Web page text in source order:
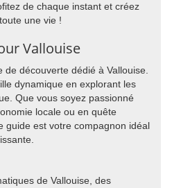
de chaque instant et créez
une vie !
Vallouise
découverte dédié à Vallouise.
dynamique en explorant les
Que vous soyez passionné
locale ou en quête
guide est votre compagnon idéal
de Vallouise, des